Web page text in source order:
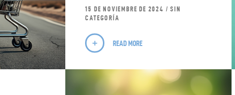
15 DE NOVIEMBRE DE 2024
SIN
CATEGORÍA
READ MORE